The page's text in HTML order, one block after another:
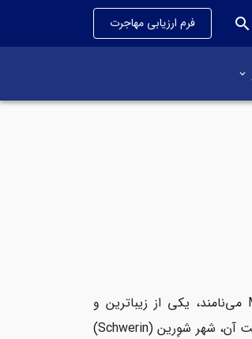
فرم ارزیابی مهاجرت search
ایالت مکلنبورگ فورپومرن (Mecklenburg-Vorpommern) که مردم محلی آن را به اختصار MV می‌نامند، یکی از زیباترین و
است که در شمال‌شرقی این کشور و در مرز با لهستان قرار دارد و پایتخت آن، شهر شوِرین (Schwerin)